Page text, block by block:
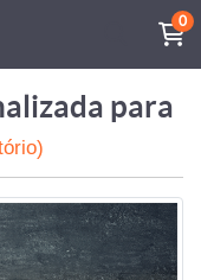
0
para